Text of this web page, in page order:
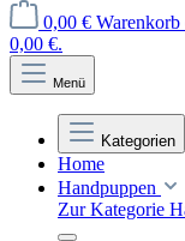
0,00 € Warenkorb
0,00 €.
Menü
Kategorien
Home
Handpuppen
Zur Kategorie